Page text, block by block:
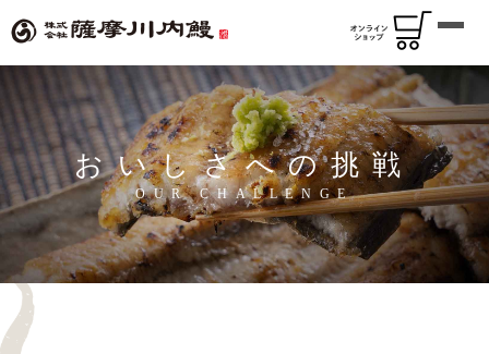
おいしさへの挑戦
OUR CHALLENGE